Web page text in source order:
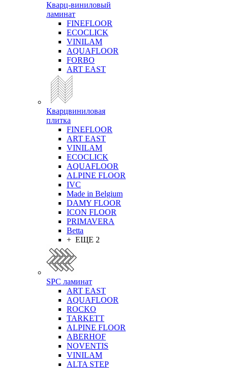
Кварц-виниловый
ламинат
FINEFLOOR
ECOCLICK
VINILAM
AQUAFLOOR
FORBO
ART EAST
Кварцвиниловая
плитка
FINEFLOOR
ART EAST
VINILAM
ECOCLICK
AQUAFLOOR
ALPINE FLOOR
IVC
Made in Belgium
DAMY FLOOR
ICON FLOOR
PRIMAVERA
Betta
+ ЕЩЕ 2
SPC ламинат
ART EAST
AQUAFLOOR
ROCKO
TARKETT
ALPINE FLOOR
ABERHOF
NOVENTIS
VINILAM
ALTA STEP